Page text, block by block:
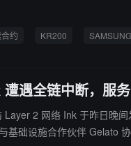
约 KR200
遇全链中断，服
于昨日晚间发文表示，网络正
础设施合作伙伴 Gelato